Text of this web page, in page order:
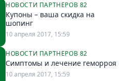
НОВОСТИ ПАРТНЕРОВ 82
Купоны – ваша скидка на
шопинг
10 апреля 2017, 15:59
НОВОСТИ ПАРТНЕРОВ 82
Симптомы и лечение геморроя
10 апреля 2017, 15:59